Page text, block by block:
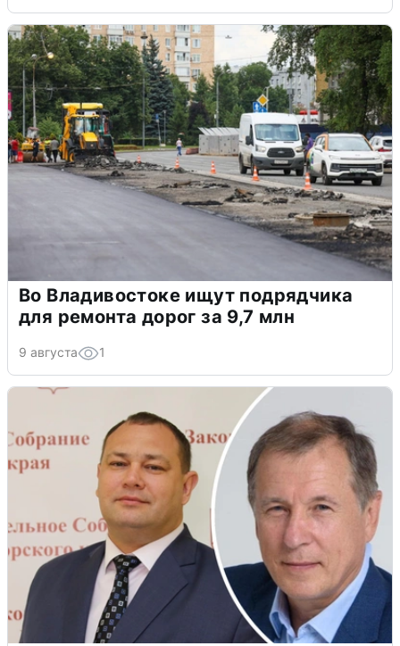
Во Владивостоке ищут подрядчика
для ремонта дорог за 9,7 млн
9 августа 1